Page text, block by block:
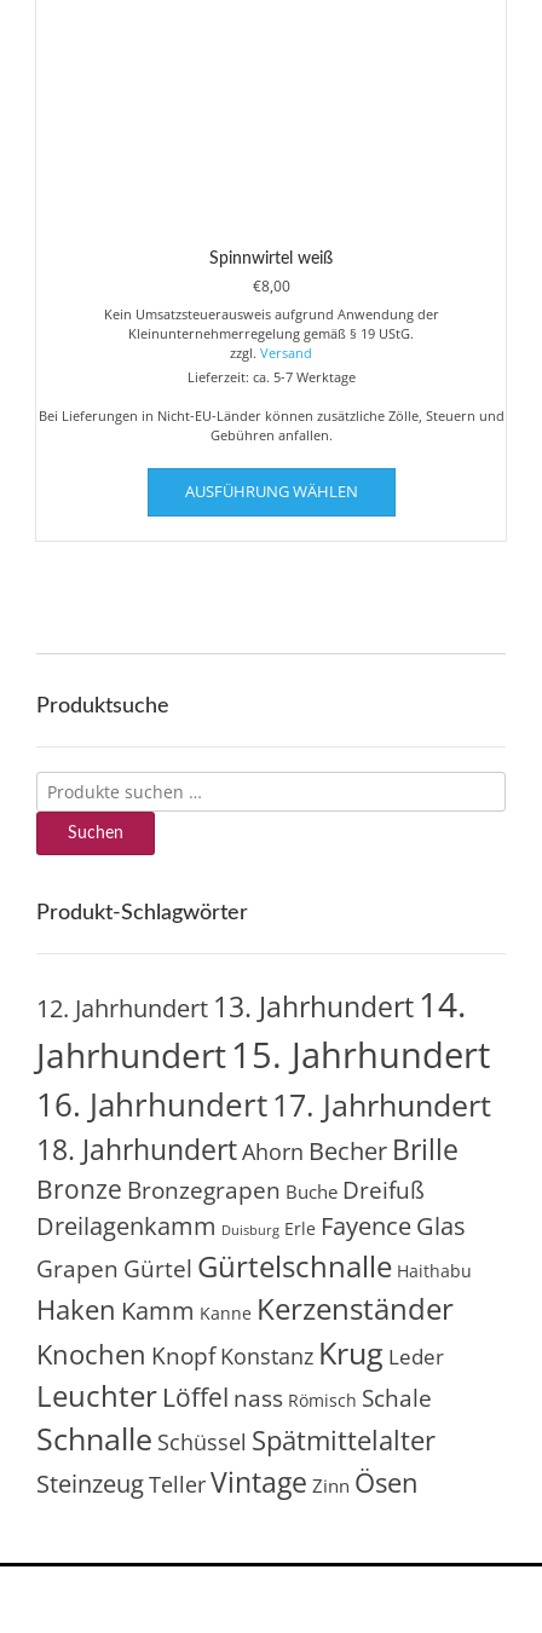
Spinnwirtel weiß
€8,00
Kein Umsatzsteuerausweis aufgrund Anwendung der
Kleinunternehmerregelung gemäß § 19 UStG.
zzgl. Versand
Lieferzeit: ca. 5-7 Werktage
Bei Lieferungen in Nicht-EU-Länder können zusätzliche Zölle, Steuern und
Gebühren anfallen.
AUSFÜHRUNG WÄHLEN
Dieses
weist
mehrere
Optionen
Produktseite
gewählt
Produktsuche
Suchen
nach:
Suchen
Produkt-Schlagwörter
12. Jahrhundert 13. Jahrhundert14.
Jahrhundert15. Jahrhundert
16. Jahrhundert17. Jahrhundert
18. JahrhundertAhorn Becher Brille
Bronze Bronzegrapen Buche Dreifuß
Dreilagenkamm Duisburg Erle FayenceGlas
Grapen Gürtel Gürtelschnalle Haithabu
Haken Kamm Kanne Kerzenständer
Knochen Knopf Konstanz Krug Leder
Leuchter Löffel nass Römisch Schale
Schnalle Schüssel Spätmittelalter
SteinzeugTellerVintage Zinn Ösen